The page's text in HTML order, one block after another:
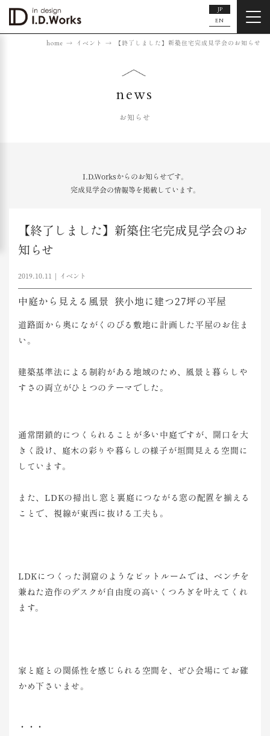
JP
EN
home イベント 【終了しました】新築住宅完成見学会のお知らせ
news
お知らせ
I.D.Worksからのお知らせです。
完成見学会の情報等を掲載しています。
【終了しました】新築住宅完成見学会のお
知らせ
2019.10.11 イベント
中庭から見える風景 狭小地に建つ27坪の平屋
道路面から奥にながくのびる敷地に計画した平屋のお住ま
い。
建築基準法による制約がある地域のため、風景と暮らしや
すさの両立がひとつのテーマでした。
通常閉鎖的につくられることが多い中庭ですが、開口を大
きく設け、庭木の彩りや暮らしの様子が垣間見える空間に
しています。
また、LDKの掃出し窓と裏庭につながる窓の配置を揃える
ことで、視線が東西に抜ける工夫も。
LDKにつくった洞窟のようなピットルームでは、ベンチを
兼ねた造作のデスクが自由度の高いくつろぎを叶えてくれ
ます。
家と庭との関係性を感じられる空間を、ぜひ会場にてお確
かめ下さいませ。
・・・